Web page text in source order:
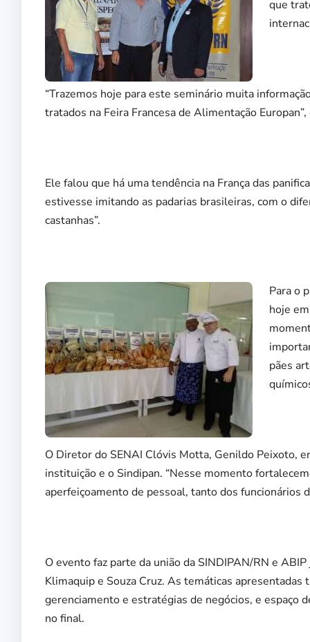
que
“Trazemos hoje para este seminário muita
tratados na Feira Francesa de Alimentação
Ele falou que há uma tendência na França das
estivesse imitando as padarias brasileiras, com o
castanhas”.
Para o
hoje
pães
O Diretor do SENAI Clóvis Motta, Genildo Peixoto,
instituição e o Sindipan. “Nesse momento
aperfeiçoamento de pessoal, tanto dos funcionários
O evento faz parte da união da SINDIPAN/RN e
Klimaquip e Souza Cruz. As temáticas
gerenciamento e estratégias de negócios, e espaço
no final.